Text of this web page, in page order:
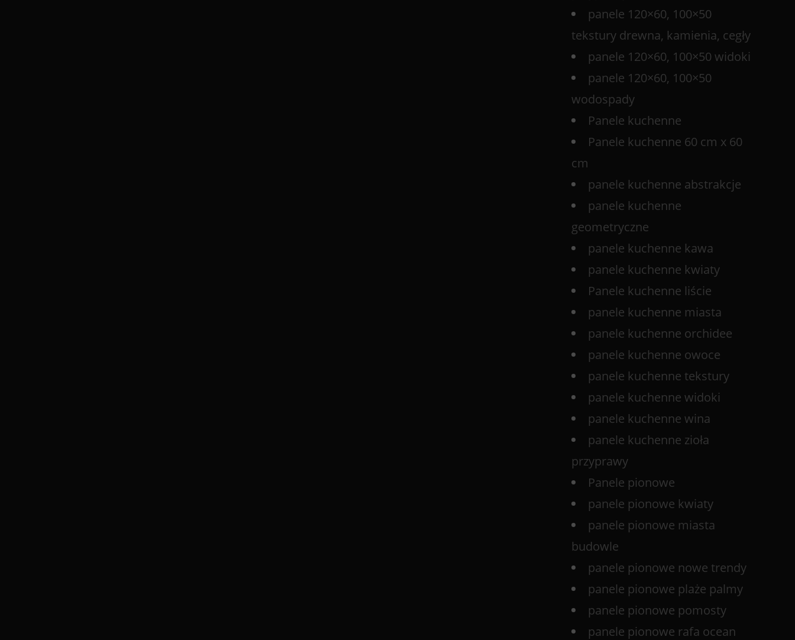
panele 120×60, 100×50
tekstury drewna, kamienia, cegły
panele 120×60, 100×50 widoki
panele 120×60, 100×50
wodospady
Panele kuchenne
Panele kuchenne 60 cm x 60
cm
panele kuchenne abstrakcje
panele kuchenne
geometryczne
panele kuchenne kawa
panele kuchenne kwiaty
Panele kuchenne liście
panele kuchenne miasta
panele kuchenne orchidee
panele kuchenne owoce
panele kuchenne tekstury
panele kuchenne widoki
panele kuchenne wina
panele kuchenne zioła
przyprawy
Panele pionowe
panele pionowe kwiaty
panele pionowe miasta
budowle
panele pionowe nowe trendy
panele pionowe plaże palmy
panele pionowe pomosty
panele pionowe rafa ocean